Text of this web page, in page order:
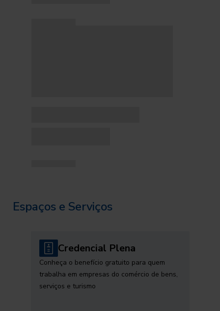
Espaços e Serviços
Credencial Plena
Conheça o benefício gratuito para quem
trabalha em empresas do comércio de bens,
serviços e turismo